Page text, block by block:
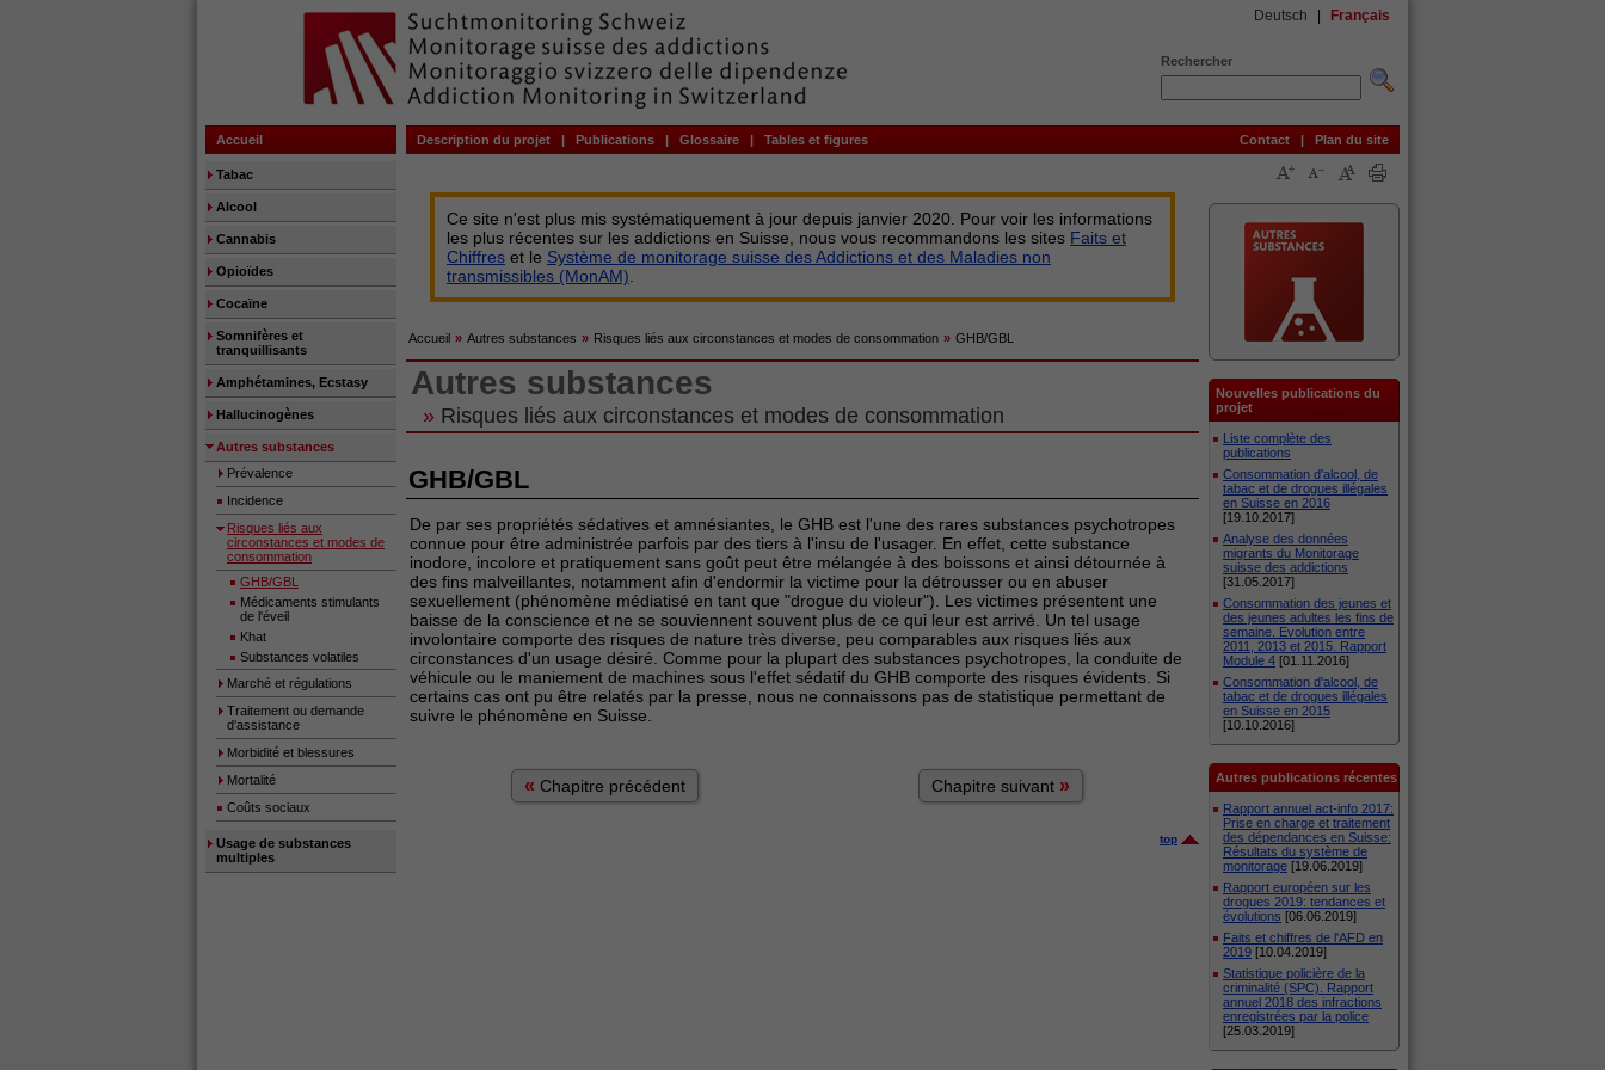
Deutsch Français
Rechercher
Accueil Contact | Plan du site
Description du projet | Publications | Glossaire | Tables et figures
Tabac
Alcool
Cannabis
Opioïdes
Cocaïne
Somnifères et
tranquillisants
Amphétamines, Ecstasy
Hallucinogènes
Autres substances
Prévalence
Incidence
Risques liés aux
circonstances et modes de
consommation
GHB/GBL
Médicaments stimulants
de l'éveil
Khat
Substances volatiles
Marché et régulations
Traitement ou demande
d'assistance
Morbidité et blessures
Mortalité
Coûts sociaux
Usage de substances
multiples
Ce site n'est plus mis systématiquement à jour depuis janvier 2020. Pour voir les informations
les plus récentes sur les addictions en Suisse, nous vous recommandons les sites Faits et
Chiffres et le Système de monitorage suisse des Addictions et des Maladies non
transmissibles (MonAM)
Accueil » Autres substances » Risques liés aux circonstances et modes de consommation » GHB/GBL
Autres substances
» Risques liés aux circonstances et modes de consommation
GHB/GBL
De par ses propriétés sédatives et amnésiantes, le GHB est l'une des rares substances psychotropes
connue pour être administrée parfois par des tiers à l'insu de l'usager. En effet, cette substance
inodore, incolore et pratiquement sans goût peut être mélangée à des boissons et ainsi détournée à
des fins malveillantes, notamment afin d'endormir la victime pour la détrousser ou en abuser
sexuellement (phénomène médiatisé en tant que "drogue du violeur"). Les victimes présentent une
baisse de la conscience et ne se souviennent souvent plus de ce qui leur est arrivé. Un tel usage
involontaire comporte des risques de nature très diverse, peu comparables aux risques liés aux
circonstances d'un usage désiré. Comme pour la plupart des substances psychotropes, la conduite de
véhicule ou le maniement de machines sous l'effet sédatif du GHB comporte des risques évidents. Si
certains cas ont pu être relatés par la presse, nous ne connaissons pas de statistique permettant de
suivre le phénomène en Suisse.
« Chapitre précédent Chapitre suivant »
top
Nouvelles publications du
projet
Liste complète des
publications
Consommation d'alcool, de
tabac et de drogues illégales
en Suisse en 2016
[19.10.2017]
Analyse des données
migrants du Monitorage
suisse des addictions
[31.05.2017]
Consommation des jeunes et
des jeunes adultes les fins de
semaine. Evolution entre
2011, 2013 et 2015. Rapport
Module 4 [01.11.2016]
Consommation d'alcool, de
tabac et de drogues illégales
en Suisse en 2015
[10.10.2016]
Autres publications récentes
Rapport annuel act-info 2017:
Prise en charge et traitement
des dépendances en Suisse:
Résultats du système de
monitorage [19.06.2019]
Rapport européen sur les
drogues 2019: tendances et
évolutions [06.06.2019]
Faits et chiffres de l'AFD en
2019 [10.04.2019]
Statistique policière de la
criminalité (SPC). Rapport
annuel 2018 des infractions
enregistrées par la police
[25.03.2019]